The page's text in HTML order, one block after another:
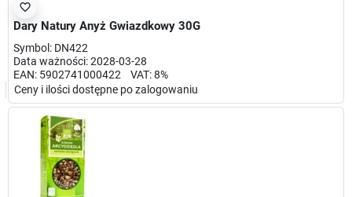
favorite_border
Dary Natury Anyż Gwiazdkowy 30G
Symbol: DN422
Data ważności: 2028-03-28
EAN: 5902741000422 VAT: 8%
Ceny i ilości dostępne po zalogowaniu